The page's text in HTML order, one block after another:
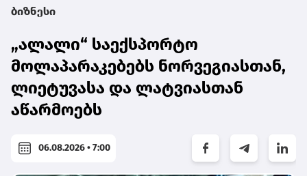
ბიზნესი
„ალალი“ საექსპორტო
მოლაპარაკებებს ნორვეგიასთან,
ლიეტუვასა და ლატვიასთან
აწარმოებს
06.08.2026 • 7:00